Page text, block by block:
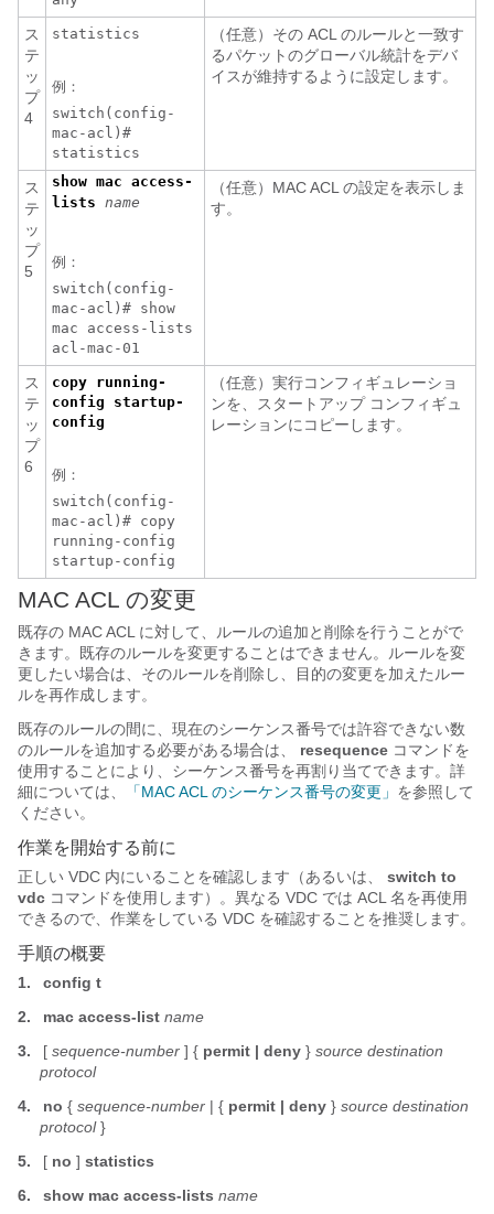
ス
テ
ッ
プ
4
statistics
例：
switch(config-
mac-acl)#
statistics
（任意）その ACL のルールと一致す
るパケットのグローバル統計をデバ
イスが維持するように設定します。
ス
テ
ッ
プ
5
show mac access-
lists name
例：
switch(config-
mac-acl)# show
mac access-lists
acl-mac-01
（任意）MAC ACL の設定を表示しま
す。
ス
テ
ッ
プ
6
copy running-
config startup-
config
例：
switch(config-
mac-acl)# copy
running-config
startup-config
（任意）実行コンフィギュレーショ
ンを、スタートアップ コンフィギュ
レーションにコピーします。
MAC ACL の変更
既存の MAC ACL に対して、ルールの追加と削除を行うことがで
きます。既存のルールを変更することはできません。ルールを変
更したい場合は、そのルールを削除し、目的の変更を加えたルー
ルを再作成します。
既存のルールの間に、現在のシーケンス番号では許容できない数
のルールを追加する必要がある場合は、
resequence コマンドを
使用することにより、シーケンス番号を再割り当てできます。詳
細については、
「MAC ACL のシーケンス番号の変更」 を参照して
ください。
作業を開始する前に
正しい VDC 内にいることを確認します（あるいは、
switch to
vdc コマンドを使用します）。異なる VDC では ACL 名を再使用
できるので、作業をしている VDC を確認することを推奨します。
手順の概要
1.
config t
2.
mac access-list name
3.
[ sequence-number ] { permit | deny } source destination
protocol
4.
no { sequence-number | { permit | deny } source destination
protocol}
5.
[ no ] statistics
6.
show mac access-lists name